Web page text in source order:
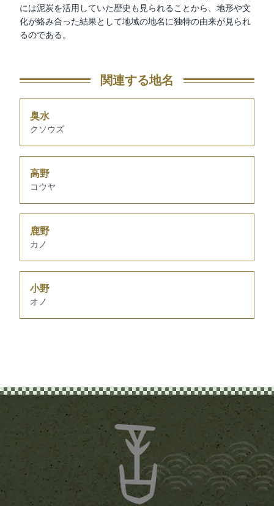
には泥炭を活用していた歴史も見られることから、地形や文
化が絡み合った結果として地域の地名に独特の由来が見られ
るのである。
関連する地名
臭水
クソウズ
高野
コウヤ
鹿野
カノ
小野
オノ